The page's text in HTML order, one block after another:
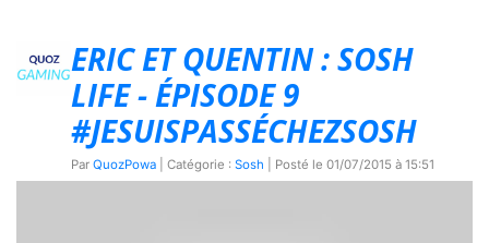
ERIC ET QUENTIN : SOSH
LIFE - ÉPISODE 9
#JESUISPASSÉCHEZSOSH
Par QuozPowa | Catégorie : Sosh | Posté le 01/07/2015 à 15:51